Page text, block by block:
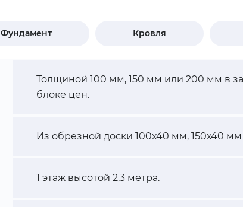
Фундамент Кровля
Толщиной 100 мм, 150 мм или 200 мм в
блоке цен.
Из обрезной доски 100х40 мм, 150х40
1 этаж высотой 2,3 метра.